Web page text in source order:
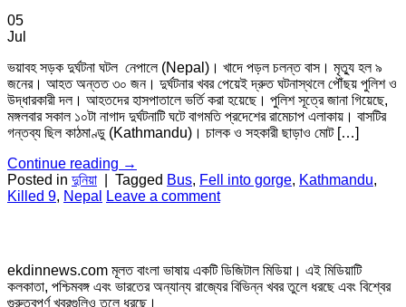
05
Jul
ভয়াবহ সড়ক দুর্ঘটনা ঘটল নেপালে (Nepal)। খাদে পড়ল চলন্ত বাস। মৃত্যু হল ৯
জনের। আহত অন্তত ৩০ জন। দুর্ঘটনার খবর পেয়েই দ্রুত ঘটনাস্থলে পৌঁছয় পুলিশ ও
উদ্ধারকারী দল। আহতদের হাসপাতালে ভর্তি করা হয়েছে। পুলিশ সূত্রে জানা গিয়েছে,
মঙ্গলবার সকাল ১০টা নাগাদ দুর্ঘটনাটি ঘটে বাগমতি প্রদেশের রামেচাপ এলাকায়। বাসটির
গন্তব্য ছিল কাঠমাণ্ডু (Kathmandu)। চালক ও সহকারী ছাড়াও মোট […]
Continue reading →
Posted in দুনিয়া Tagged Bus, Fell into gorge, Kathmandu,
Killed 9, Nepal Leave a comment
ekdinnews.com মূলত বাংলা ভাষায় একটি ডিজিটাল মিডিয়া। এই মিডিয়াটি
কলকাতা, পশ্চিমবঙ্গ এবং ভারতের অন্যান্য রাজ্যের বিভিন্ন খবর তুলে ধরছে এবং বিশ্বের
গুরুত্বপূর্ণ খবরগুলিও তুলে ধরছে।